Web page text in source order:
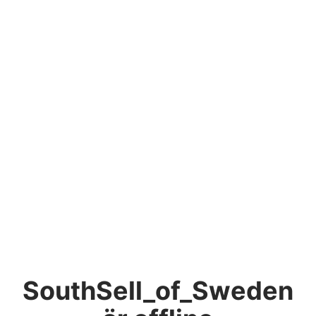
SouthSell_of_Sweden